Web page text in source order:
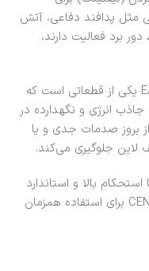
پدافند دفاعی، آتش
برد فعالیت دارند،
سیستم جاذب انرژی و کششی EA-200 AT یکی از قطعاتی است که
انرژی و نگهدارده در
بروز صدمات جدی و یا
لاین جلوگیری می‌کند.
قطعه از جنس فولاد ضد زنگ 316 با استحکام بالا و استاندارد
EN 795 C: 2012 و CEN/TS 16415 C: 2013 برای استفاده همزمان